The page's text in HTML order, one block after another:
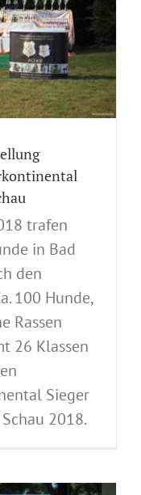
trafen
in Bad
den
100 Hunde,
Rassen
26 Klassen
Sieger
2018.